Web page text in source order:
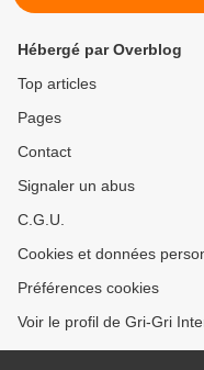
Hébergé par Overblog
Top articles
Pages
Contact
Signaler un abus
C.G.U.
Cookies et données
Préférences cookies
Voir le profil de Gri-Gri